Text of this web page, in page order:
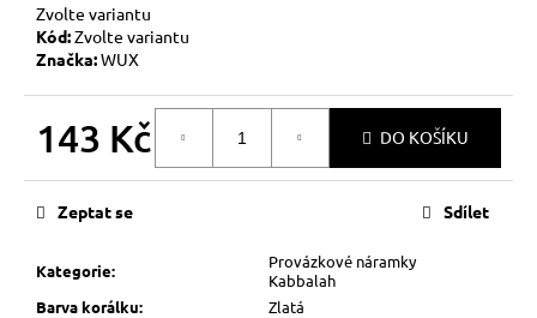
Zvolte variantu
Kód:Zvolte variantu
Značka:WUX
143 Kč DO KOŠÍKU
Kategorie:
Provázkové náramky
Kabbalah
Barva korálku:
Zlatá
Zeptat se Sdílet